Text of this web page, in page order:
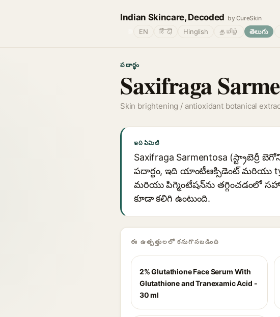
Indian Skincare, Decoded by CureSkin
EN हिंदी Hinglish தமிழ் తెలుగు
పదార్థం
Saxifraga
Skin brightening / antioxidant botanical
ఇది ఏమిటి
Saxifraga Sarmentosa
పదార్థం, ఇది యాంటీఆక్సిడెంట్ మరియు
మరియు పిగ్మెంటేషన్‌ను తగ్గించడంలో
కూడా కలిగి ఉంటుంది.
ఈ ఉత్పత్తులలో కనుగొనబడింది
2% Glutathione Face Serum With
Glutathione and Tranexamic Acid -
30 ml